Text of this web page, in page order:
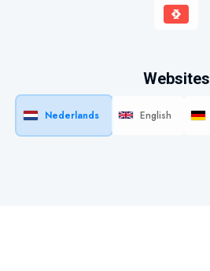
Websites
Nederlands English